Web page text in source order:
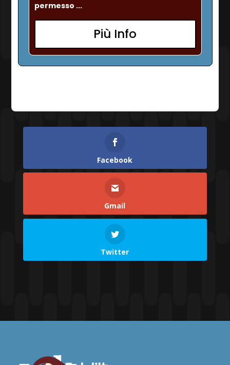
permesso ...
Più Info
Facebook
Gmail
Twitter